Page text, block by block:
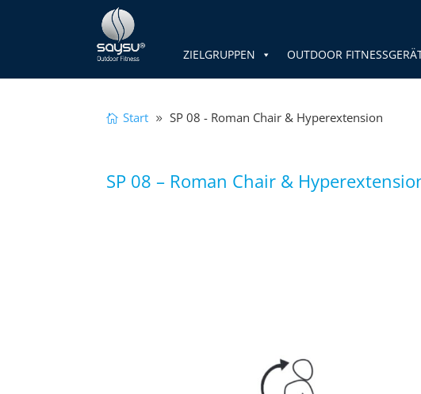
ZIELGRUPPEN OUTDOOR
Start SP 08 - Roman Chair & Hyperextension
SP 08 – Roman Chair &